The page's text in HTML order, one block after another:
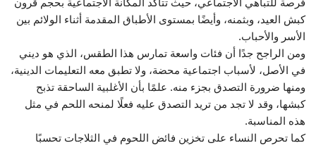
فرصة للتباهي الاجتماعي، حيث تتأكد المكانة الاجتماعية بحجم قرون
كبش العيد، وبثمنه، وأيضًا بمستوى الأطباق المقدمة أثناء الولائم بين
الأسر والأحباب.
ومن الراجح جدًا أن فئات واسعة تمارس هذا الطقس، الذي هو ديني
في الأصل، لأسباب اجتماعية محضة، ولا تطبق معه التعليمات الدينية،
ومنها ضرورة التصدق بجزء منه. علمًا بأن الأغلبية الساحقة تذبح
كبشها، وقد لا تجد من تريد التصدق عليه فعلًا لمنحه اللحم في مثل
هذه المناسبة.
كما تحرص النساء على تخزين فائض اللحوم في الثلاجات تحسبًا